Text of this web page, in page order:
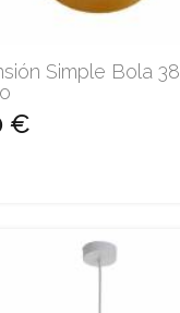
Simple Bola 38
€